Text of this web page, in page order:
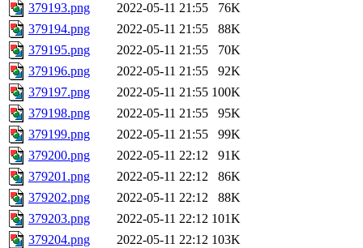
379193.png
2022-05-11 21:55
76K
379194.png
2022-05-11 21:55
88K
379195.png
2022-05-11 21:55
70K
379196.png
2022-05-11 21:55
92K
379197.png
2022-05-11 21:55 100K
379198.png
2022-05-11 21:55
95K
379199.png
2022-05-11 21:55
99K
379200.png
2022-05-11 22:12
91K
379201.png
2022-05-11 22:12
86K
379202.png
2022-05-11 22:12
88K
379203.png
2022-05-11 22:12 101K
379204.png
2022-05-11 22:12 103K